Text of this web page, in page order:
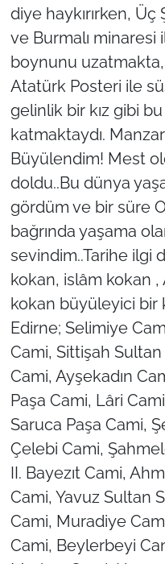
diye haykırırken,
ve Burmalı minaresi
boynunu
Atatürk Posteri ile
gelinlik bir kız gibi
katmaktaydı.
Büyülendim! Mest
doldu..Bu dünya
gördüm ve bir süre
bağrında yaşama
sevindim..Tarihe ilgi
kokan, islâm kokan
kokan büyüleyici bir
Edirne; Selimiye
Cami, Sittişah Sultan
Cami, Ayşekadın
Paşa Cami, Lâri
Saruca Paşa Cami,
Çelebi Cami,
II. Bayezıt Cami,
Cami, Yavuz Sultan
Cami, Muradiye
Cami, Beylerbeyi
Gündem-Eğitim